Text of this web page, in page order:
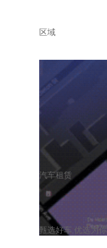
区域
汽车租赁
甄选好车 优选为你